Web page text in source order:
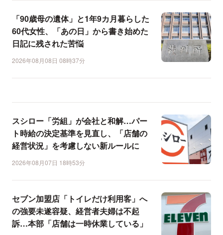
「90歳母の遺体」と1年9カ月暮らした
60代女性、「あの日」から書き始めた
日記に残された苦悩
2026年08月08日 08時37分
スシロー「労組」が会社と和解…パー
ト時給の決定基準を見直し、「店舗の
経営状況」を考慮しない新ルールに
2026年08月07日 18時53分
セブン加盟店「トイレだけ利用客」へ
の強要未遂容疑、経営者夫婦は不起
訴…本部「店舗は一時休業している」